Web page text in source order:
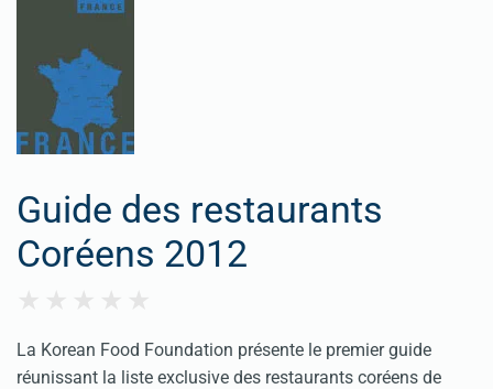
Guide des restaurants
Coréens 2012
La Korean Food Foundation présente le premier guide
réunissant la liste exclusive des restaurants coréens de